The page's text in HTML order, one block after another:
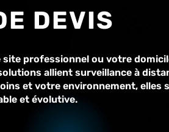
DEVIS
professionnel ou votre
allient surveillance à
et votre environnement,
et évolutive.